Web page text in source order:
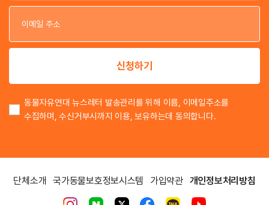
이
이
신청하기
동물자유연대 뉴스레터 발송관리를 위해 이름, 이메일주소를
수집하며, 수신거부시까지 이용, 보유하는데 동의합니다.
단체소개 국가동물보호정보시스템 가입약관 개인정보처리방침